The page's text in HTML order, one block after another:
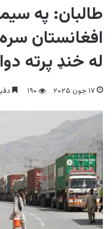
طالبان: په
افغانستان
له خنډ پرته
۱۷ جون ۲۰۲۵ ۱۹۰